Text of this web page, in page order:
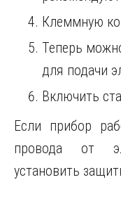
Клеммную
Теперь
для подачи
Включить
Если прибор
провода от
установить